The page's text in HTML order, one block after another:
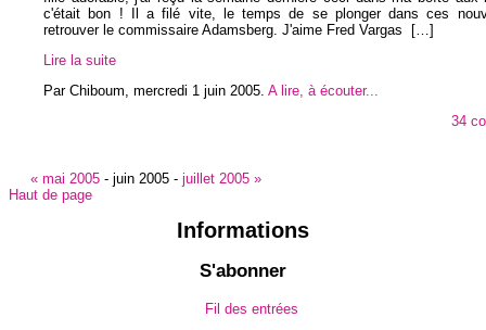
c'était bon ! Il a filé vite, le temps de se plonger dans ces
retrouver le commissaire Adamsberg. J'aime Fred Vargas
[…]
Lire la suite
Par Chiboum, mercredi 1 juin 2005 A lire, à écouter...
34
« mai 2005 - juin 2005 - juillet 2005 »
Haut de page
Informations
S'abonner
Fil des entrées